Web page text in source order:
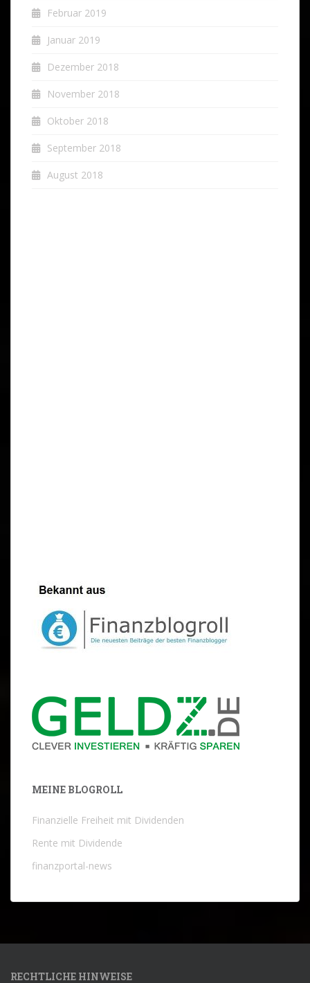
Februar 2019
Januar 2019
Dezember 2018
November 2018
Oktober 2018
September 2018
August 2018
MEINE BLOGROLL
Finanzielle Freiheit mit Dividenden
Rente mit Dividende
finanzportal-news
RECHTLICHE HINWEISE